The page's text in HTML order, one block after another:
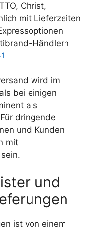
Christ,
mit Lieferzeiten
Händlern
wird im
bei einigen
als
dringende
und Kunden
mit
und
ist von einem